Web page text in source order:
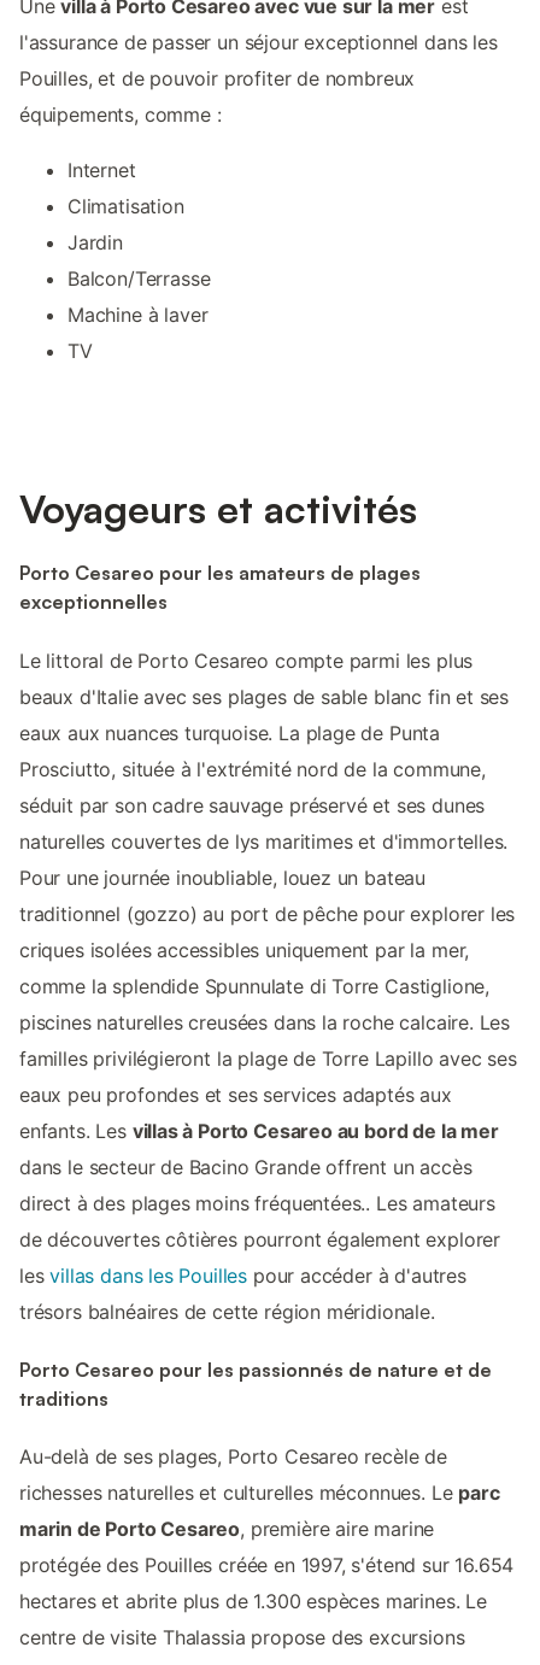
Unevilla à Porto Cesareo avec vue sur la mer est
l'assurance de passer un séjour exceptionnel dans les
Pouilles, et de pouvoir profiter de nombreux
équipements, comme :
Internet
Climatisation
Jardin
Balcon/Terrasse
Machine à laver
TV
Voyageurs et activités
Porto Cesareo pour les amateurs de plages
exceptionnelles
Le littoral de Porto Cesareo compte parmi les plus
beaux d'Italie avec ses plages de sable blanc fin et ses
eaux aux nuances turquoise. La plage de Punta
Prosciutto, située à l'extrémité nord de la commune,
séduit par son cadre sauvage préservé et ses dunes
naturelles couvertes de lys maritimes et d'immortelles.
Pour une journée inoubliable, louez un bateau
traditionnel (gozzo) au port de pêche pour explorer les
criques isolées accessibles uniquement par la mer,
comme la splendide Spunnulate di Torre Castiglione,
piscines naturelles creusées dans la roche calcaire. Les
familles privilégieront la plage de Torre Lapillo avec ses
eaux peu profondes et ses services adaptés aux
enfants. Les villas à Porto Cesareo au bord de la mer
dans le secteur de Bacino Grande offrent un accès
direct à des plages moins fréquentées.. Les amateurs
de découvertes côtières pourront également explorer
lesvillas dans les Pouilles pour accéder à d'autres
trésors balnéaires de cette région méridionale.
Porto Cesareo pour les passionnés de nature et de
traditions
Au-delà de ses plages, Porto Cesareo recèle de
richesses naturelles et culturelles méconnues. Le parc
marin de Porto Cesareo, première aire marine
protégée des Pouilles créée en 1997, s'étend sur 16.654
hectares et abrite plus de 1.300 espèces marines. Le
centre de visite Thalassia propose des excursions